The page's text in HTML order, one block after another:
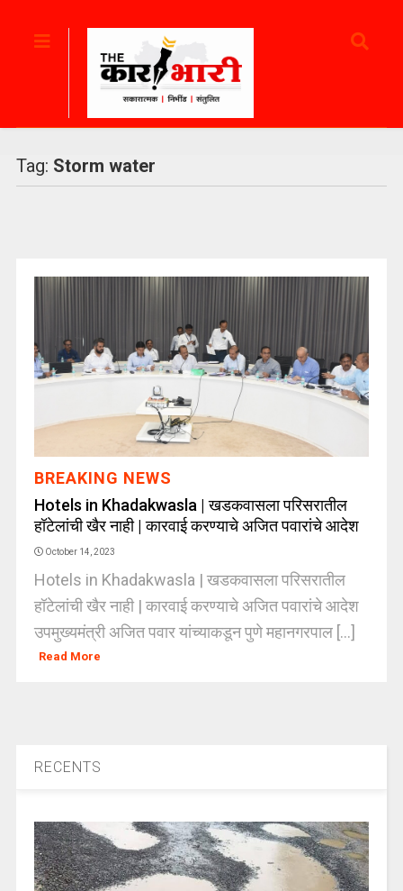
Tag: Storm water
BREAKING NEWS
Hotels in Khadakwasla | खडकवासला परिसरातील
हॉटेलांची खैर नाही | कारवाई करण्याचे अजित पवारांचे आदेश
October 14, 2023
Hotels in Khadakwasla | खडकवासला परिसरातील
हॉटेलांची खैर नाही | कारवाई करण्याचे अजित पवारांचे आदेश
उपमुख्यमंत्री अजित पवार यांच्याकडून पुणे महानगरपाल [...]
Read More
RECENTS